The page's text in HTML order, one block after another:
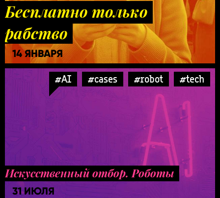
Бесплатно только
рабство
14 ЯНВАРЯ
#AI #cases #robot #tech
Искусственный отбор. Роботы
31 ИЮЛЯ